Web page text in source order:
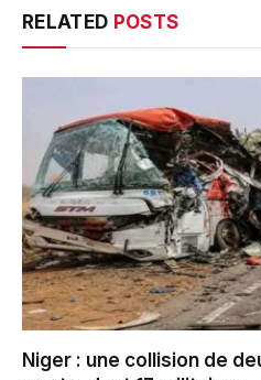
RELATED POSTS
Niger : une collision de